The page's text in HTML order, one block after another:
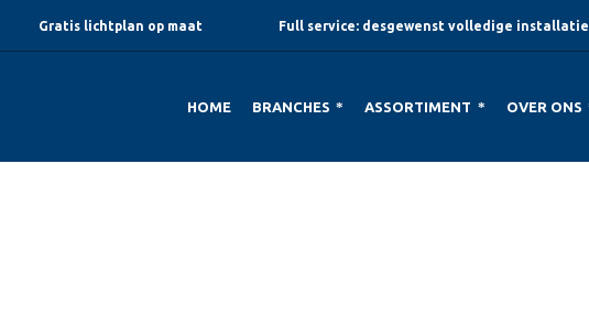
Gratis lichtplan op maat Full service: desgewenst volledige installatie
HOME BRANCHES ASSORTIMENT OVER ONS